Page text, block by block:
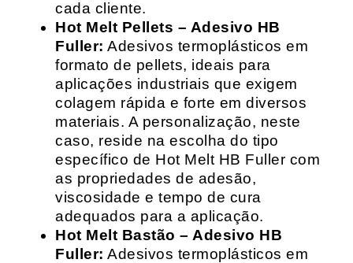
cada cliente.
Hot Melt Pellets – Adesivo HB
Fuller: Adesivos termoplásticos em
formato de pellets, ideais para
aplicações industriais que exigem
colagem rápida e forte em diversos
materiais. A personalização, neste
caso, reside na escolha do tipo
específico de Hot Melt HB Fuller com
as propriedades de adesão,
viscosidade e tempo de cura
adequados para a aplicação.
Hot Melt Bastão – Adesivo HB
Fuller: Adesivos termoplásticos em